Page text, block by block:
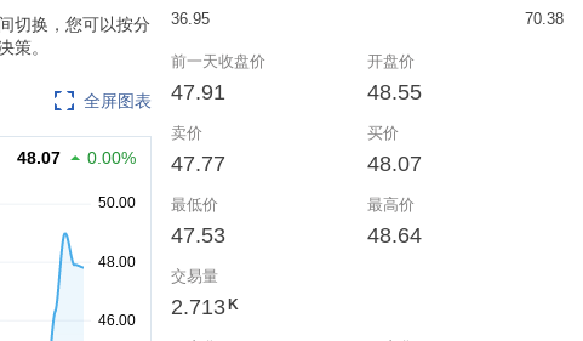
切换，您可以按分
策。
全屏图表
48.07 0.00%
36.95 70.38
前一天收盘价
47.91
开盘价
48.55
卖价
47.77
买价
48.07
最低价
47.53
最高价
48.64
交易量
2.713 K